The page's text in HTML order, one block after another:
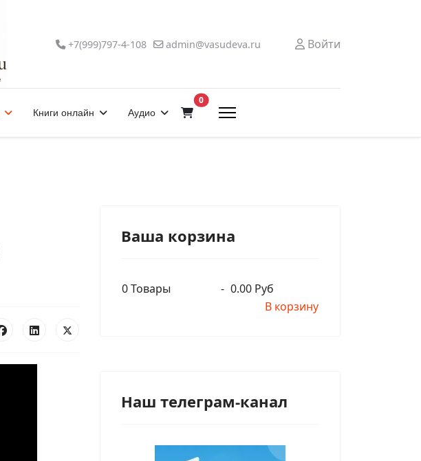
+7(999)797-4-108 admin@vasudeva.ru Войти
Книги онлайн Аудио
0В корзину
Ваша корзина
0Товары - 0.00 Руб
В корзину
Наш телеграм-канал